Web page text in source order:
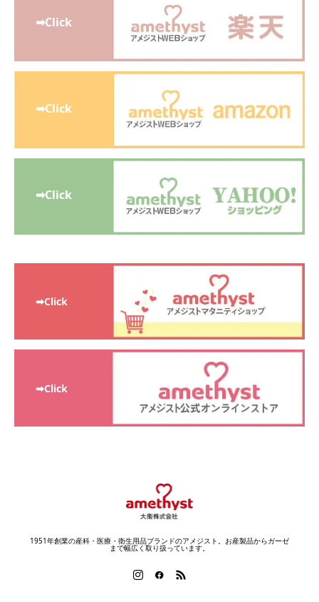
➡Click
➡Click
➡Click
➡Click
➡Click
1951年創業の産科・医療・衛生用品ブランドのアメジスト。お産製品からガーゼ
まで幅広く取り扱っています。